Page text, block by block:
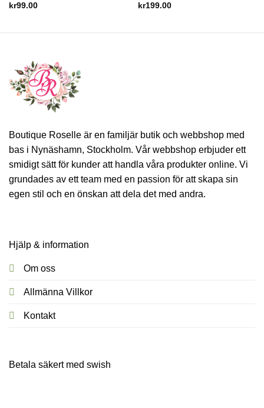
kr99.00
kr199.00
Boutique Roselle är en familjär butik och webbshop med
bas i Nynäshamn, Stockholm. Vår webbshop erbjuder ett
smidigt sätt för kunder att handla våra produkter online. Vi
grundades av ett team med en passion för att skapa sin
egen stil och en önskan att dela det med andra.
Hjälp & information
Om oss
Allmänna Villkor
Kontakt
Betala säkert med swish